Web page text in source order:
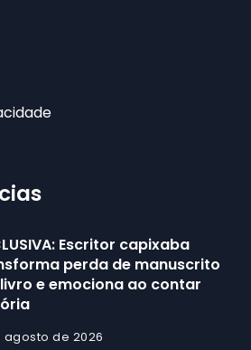
Escritor capixaba
perda de manuscrito
e emociona ao contar
agosto de 2026